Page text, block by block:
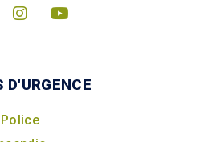
D'URGENCE
Police